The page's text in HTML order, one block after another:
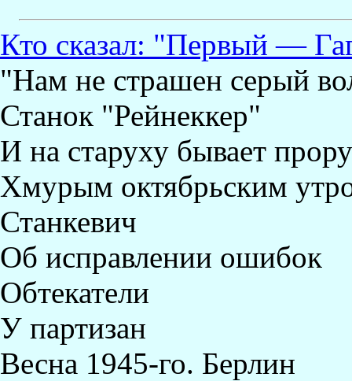
Кто сказал: "Первый —
"Нам не страшен серый
Станок "Рейнеккер"
И на старуху бывает
Хмурым октябрьским
Станкевич
Об исправлении ошибок
Обтекатели
У партизан
Весна 1945-го. Берлин